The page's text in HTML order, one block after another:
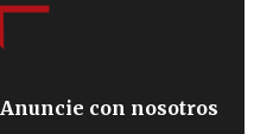
Anuncie con nosotros